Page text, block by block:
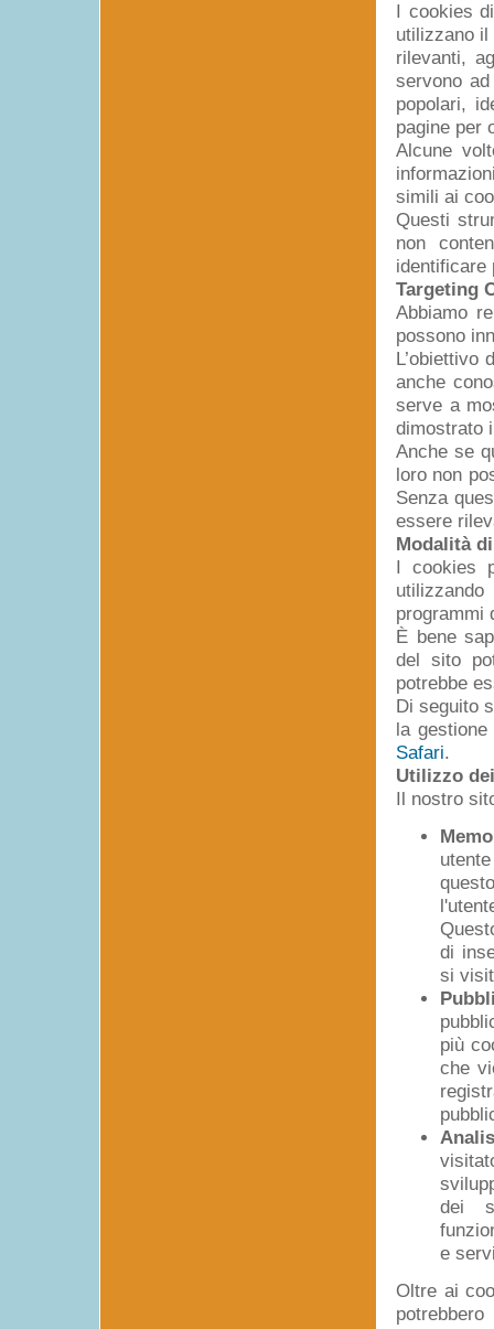
I cookies
utilizzano
rilevanti,
servono
popolari,
pagine per
Alcune
simili ai
Questi
non
identificare
Targeting
Abbiamo
possono
L’obiettivo
anche
serve a
dimostrato
Anche se
loro non
Senza
essere
Modalità
I cookies
programmi
È bene
del sito
potrebbe
Di seguito
la
Safari.
Utilizzo
Il nostro
di
si
più
che
dei
e
Oltre ai